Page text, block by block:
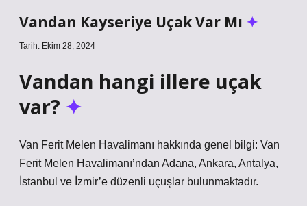
Vandan Kayseriye Uçak Var Mı
Tarih: Ekim 28, 2024
Vandan hangi illere uçak
var?
Van Ferit Melen Havalimanı hakkında genel bilgi: Van
Ferit Melen Havalimanı’ndan Adana, Ankara, Antalya,
İstanbul ve İzmir’e düzenli uçuşlar bulunmaktadır.